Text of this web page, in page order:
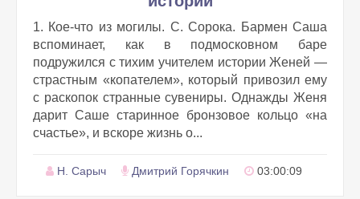
1. Кое-что из могилы. С. Сорока. Бармен Саша
вспоминает, как в подмосковном баре
подружился с тихим учителем истории Женей —
страстным «копателем», который привозил ему
с раскопок странные сувениры. Однажды Женя
дарит Саше старинное бронзовое кольцо «на
счастье», и вскоре жизнь о...
Н. Сарыч Дмитрий Горячкин 03:00:09